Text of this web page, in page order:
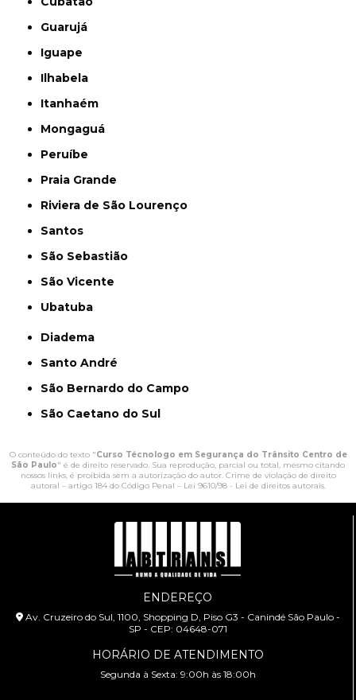
Guarujá
Iguape
Ilhabela
Itanhaém
Mongaguá
Peruíbe
Praia Grande
Riviera de São Lourenço
Santos
São Sebastião
São Vicente
Ubatuba
Diadema
Santo André
São Bernardo do Campo
São Caetano do Sul
O conteúdo do texto "Curso Técnologo em Segurança do Trânsito Centro de
São Paulo" é de direito reservado. Sua reprodução, parcial ou total, mesmo citando
nossos links, é proibida sem a autorização do autor. Crime de violação de direito
autoral – artigo 184 do Código Penal – Lei 9610/98 - Lei de direitos autorais.
ENDEREÇO
Av. Cruzeiro do Sul, 1100, Shopping D, Piso G3 - Canindé São Paulo -
SP - CEP: 04648-071
HORÁRIO DE ATENDIMENTO
Segunda à Sexta: 9:00h às 18:00h